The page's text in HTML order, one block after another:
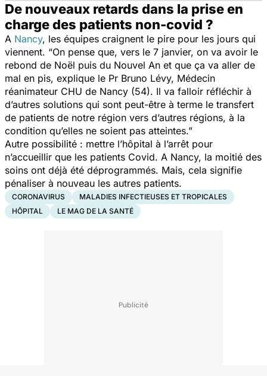
De nouveaux retards dans la prise en
charge des patients non-covid ?
A Nancy, les équipes craignent le pire pour les jours qui
viennent. “On pense que, vers le 7 janvier, on va avoir le
rebond de Noël puis du Nouvel An et que ça va aller de
mal en pis, explique le Pr Bruno Lévy, Médecin
réanimateur CHU de Nancy (54). Il va falloir réfléchir à
d’autres solutions qui sont peut-être à terme le transfert
de patients de notre région vers d’autres régions, à la
condition qu’elles ne soient pas atteintes.”
Autre possibilité : mettre l’hôpital à l’arrêt pour
n’accueillir que les patients Covid. A Nancy, la moitié des
soins ont déjà été déprogrammés. Mais, cela signifie
pénaliser à nouveau les autres patients.
CORONAVIRUS
MALADIES INFECTIEUSES ET TROPICALES
HÔPITAL
LE MAG DE LA SANTÉ